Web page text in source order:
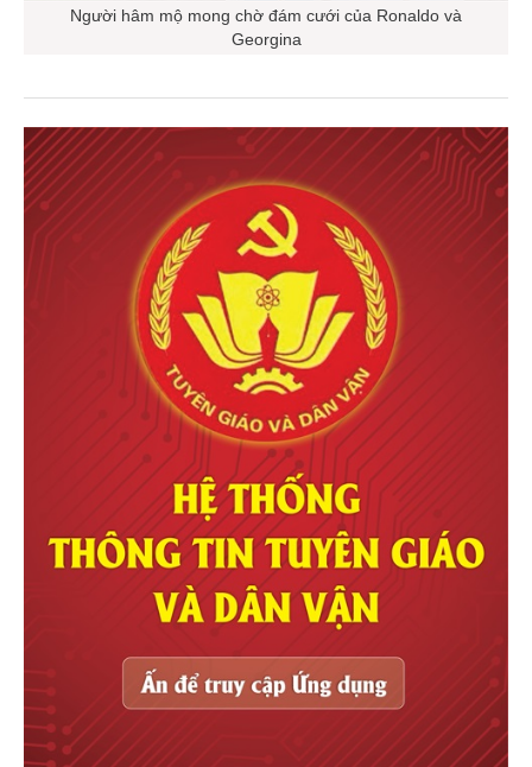
Người hâm mộ mong chờ đám cưới của Ronaldo và
Georgina